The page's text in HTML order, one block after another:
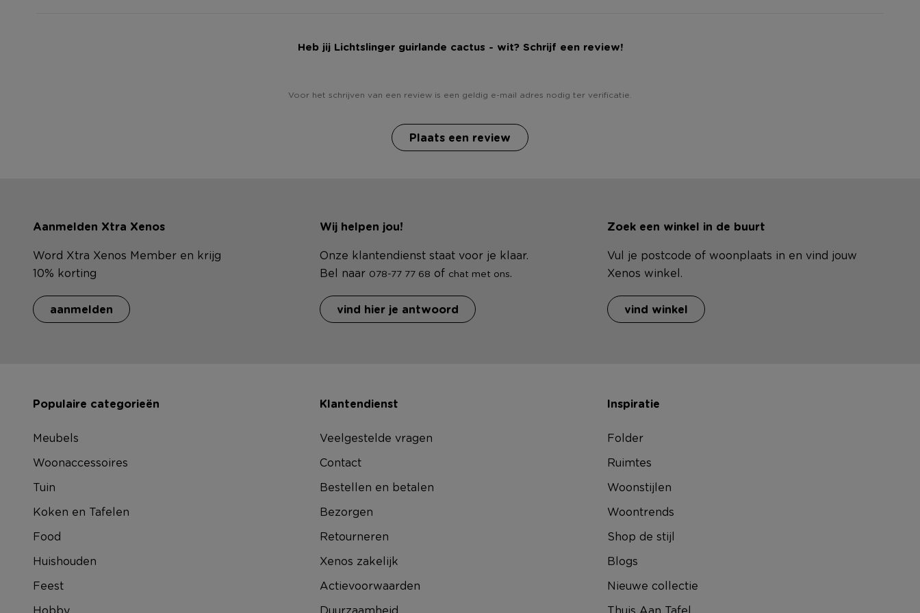
Heb jij Lichtslinger guirlande cactus - wit? Schrijf een review!
Voor het schrijven van een review is een geldig e-mail adres nodig ter verificatie.
Plaats een review
Aanmelden Xtra Xenos
Word Xtra Xenos Member en krijg
10% korting
aanmelden
Wij helpen jou!
Onze klantendienst staat voor je klaar.
Bel naar 078-77 77 68 of chat met ons.
vind hier je antwoord
Zoek een winkel in de buurt
Vul je postcode of woonplaats in en vind jouw
Xenos winkel.
vind winkel
Populaire categorieën
Meubels
Woonaccessoires
Tuin
Koken en Tafelen
Food
Huishouden
Feest
Hobby
Klantendienst
Veelgestelde vragen
Contact
Bestellen en betalen
Bezorgen
Retourneren
Xenos zakelijk
Actievoorwaarden
Duurzaamheid
Inspiratie
Folder
Ruimtes
Woonstijlen
Woontrends
Shop de stijl
Blogs
Nieuwe collectie
Thuis Aan Tafel